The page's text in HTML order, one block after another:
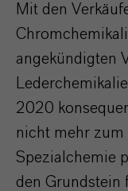
Mit den
angekündigten
2020
nicht mehr zum
Spezialchemie
den Grundstein